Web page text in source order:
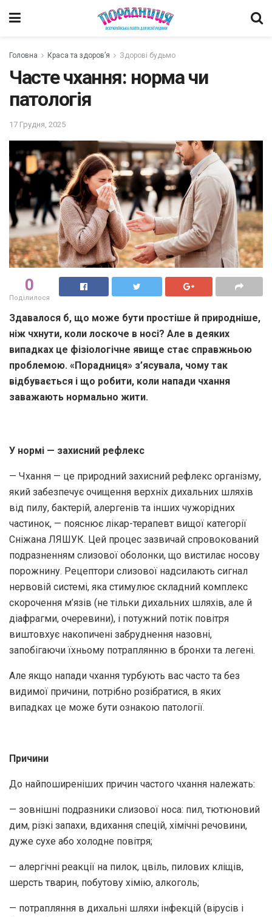
Головна Краса та здоров’я Здорові будьмо
Часте чхання: норма чи
патологія
17 Грудня, 2025
0
Поділилося
Здавалося б, що може бути простіше й природніше,
ніж чхнути, коли лоскоче в носі? Але в деяких
випадках це фізіологічне явище стає справжньою
проблемою. «Порадниця» з’ясувала, чому так
відбувається і що робити, коли напади чхання
заважають нормально жити.
У нормі — захисний рефлекс
— Чхання — це природний захисний рефлекс організму,
який забезпечує очищення верхніх дихальних шляхів
від пилу, бактерій, алергенів та інших чужорідних
частинок, — пояснює лікар-терапевт вищої категорії
Сніжана ЛЯШУК. Цей процес зазвичай спровокований
подразненням слизової оболонки, що вистилає носову
порожнину. Рецептори слизової надсилають сигнал
нервовій системі, яка стимулює складний комплекс
скорочення м’язів (не тільки дихальних шляхів, але й
діафрагми, очеревини), і потужний потік повітря
виштовхує накопичені забруднення назовні,
запобігаючи їхньому потраплянню в бронхи та легені.
Але якщо напади чхання турбують вас часто та без
видимої причини, потрібно розібратися, в яких
випадках це може бути ознакою патології.
Причини
До найпоширеніших причин частого чхання належать:
— зовнішні подразники слизової носа: пил, тютюновий
дим, різкі запахи, вдихання спецій, хімічні речовини,
дуже сухе або холодне повітря;
— алергічні реакції на пилок, цвіль, пилових кліщів,
шерсть тварин, побутову хімію, алкоголь;
— потрапляння в дихальні шляхи інфекцій (вірусів і